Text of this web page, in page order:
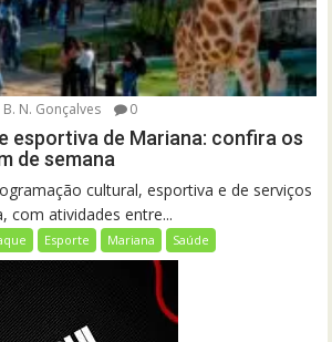
B. N. Gonçalves 0
esportiva de Mariana: confira os
de semana
cultural, esportiva e de serviços
com atividades entre...
Esporte Mariana Saúde